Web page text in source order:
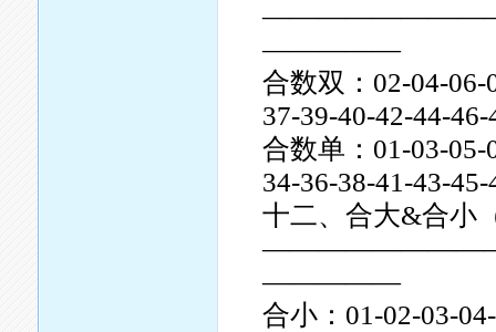
—————
合数双：02-04-06-
37-39-40-42-44-46-
合数单：01-03-05-
34-36-38-41-43-45-
十二、合大&合小
—————
合小：01-02-03-